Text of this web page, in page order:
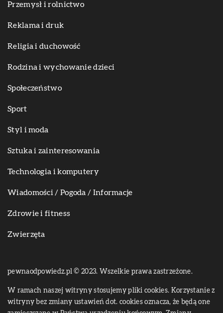
Przemysł i rolnictwo
Reklama i druk
Religia i duchowość
Rodzina i wychowanie dzieci
Społeczeństwo
Sport
Styl i moda
Sztuka i zainteresowania
Technologia i komputery
Wiadomości / Pogoda / Informacje
Zdrowie i fitness
Zwierzęta
pewnaodpowiedz.pl © 2023. Wszelkie prawa zastrzeżone.
W ramach naszej witryny stosujemy pliki cookies. Korzystanie z
witryny bez zmiany ustawień dot. cookies oznacza, że będą one